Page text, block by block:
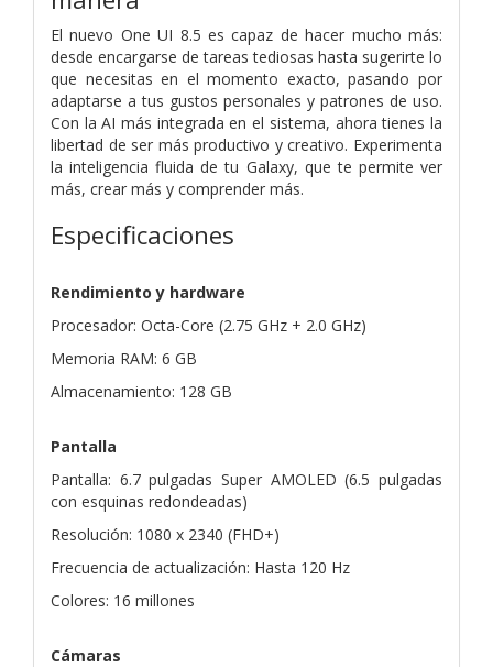
El nuevo One UI 8.5 es capaz de hacer mucho más:
desde encargarse de tareas tediosas hasta sugerirte lo
que necesitas en el momento exacto, pasando por
adaptarse a tus gustos personales y patrones de uso.
Con la AI más integrada en el sistema, ahora tienes la
libertad de ser más productivo y creativo. Experimenta
la inteligencia fluida de tu Galaxy, que te permite ver
más, crear más y comprender más.
Especificaciones
Rendimiento y hardware
Procesador: Octa-Core (2.75 GHz + 2.0 GHz)
Memoria RAM: 6 GB
Almacenamiento: 128 GB
Pantalla
Pantalla: 6.7 pulgadas Super AMOLED (6.5 pulgadas
con esquinas redondeadas)
Resolución: 1080 x 2340 (FHD+)
Frecuencia de actualización: Hasta 120 Hz
Colores: 16 millones
Cámaras